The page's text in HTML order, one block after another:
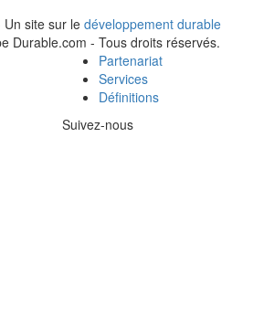
site sur le développement durable
Durable.com - Tous droits réservés.
Partenariat
Services
Définitions
Suivez-nous